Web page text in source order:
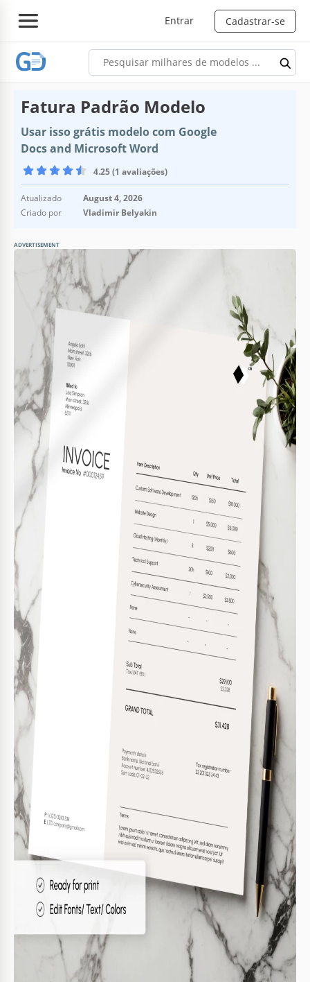
Entrar Cadastrar-se
Fatura Padrão Modelo
Usar isso grátis modelo com Google
Docs and Microsoft Word
4.25 (1 avaliações)
Atualizado
August 4, 2026
Criado por
Vladimir Belyakin
ADVERTISEMENT